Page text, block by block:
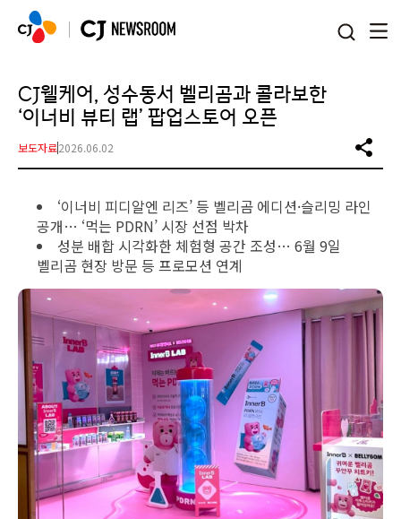
CJ웰케어, 성수동서 벨리곰과 콜라보한
‘이너비 뷰티 랩’ 팝업스토어 오픈
보도자료2026.06.02
‘이너비 피디알엔 리즈’ 등 벨리곰 에디션·슬리밍 라인
공개… ‘먹는 PDRN’ 시장 선점 박차
성분 배합 시각화한 체험형 공간 조성… 6월 9일
벨리곰 현장 방문 등 프로모션 연계